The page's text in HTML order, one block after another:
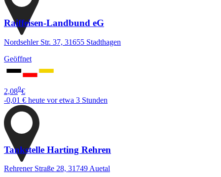
Raiffeisen-Landbund eG
Nordsehler Str. 37, 31655 Stadthagen
Geöffnet
2,089€
-0,01 € heute vor etwa 3 Stunden
Tankstelle Harting Rehren
Rehrener Straße 28, 31749 Auetal